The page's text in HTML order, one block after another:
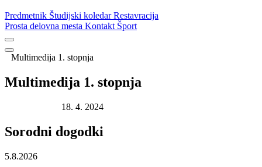
Predmetnik Študijski koledarRestavracija
Prosta delovna mesta Kontakt Šport
Multimedija 1. stopnja
Multimedija 1. stopnja
18. 4. 2024
Sorodni dogodki
5.8.2026